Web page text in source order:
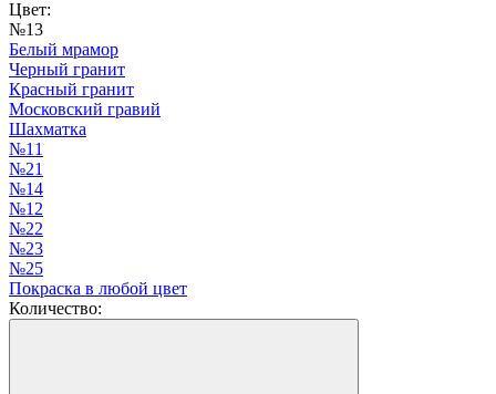
Цвет:
№13
Белый мрамор
Черный гранит
Красный гранит
Московский гравий
Шахматка
№11
№21
№14
№12
№22
№23
№25
Покраска в любой цвет
Количество: